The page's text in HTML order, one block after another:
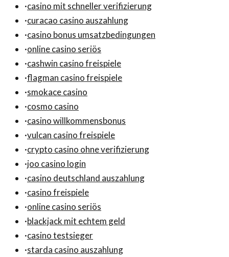
·casino mit schneller verifizierung
·curacao casino auszahlung
·casino bonus umsatzbedingungen
·online casino seriös
·cashwin casino freispiele
·flagman casino freispiele
·smokace casino
·cosmo casino
·casino willkommensbonus
·vulcan casino freispiele
·crypto casino ohne verifizierung
·joo casino login
·casino deutschland auszahlung
·casino freispiele
·online casino seriös
·blackjack mit echtem geld
·casino testsieger
·starda casino auszahlung